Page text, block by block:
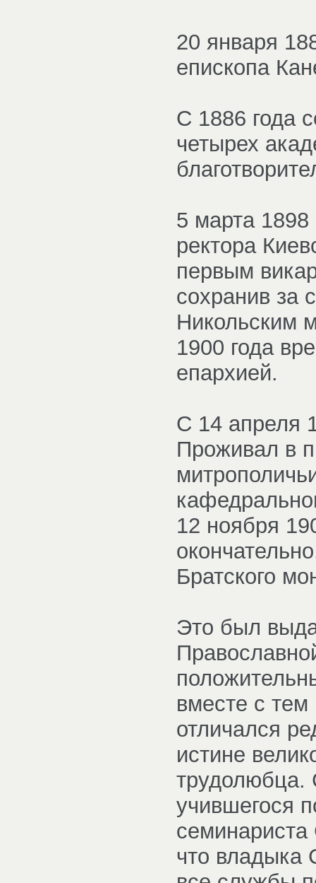
20 января
епископа
С 1886 года
четырех
5 марта 1898
ректора
первым
сохранив за
Никольским
1900 года
епархией.
С 14 апреля
Проживал в
12 ноября
Братского
Это был
вместе с
отличался
истине
трудолюбца.
учившегося
что владыка